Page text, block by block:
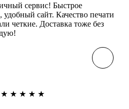
сервис! Быстрое
удобный сайт. Качество печати
четкие. Доставка тоже без
★ ★ ★ ★ ★